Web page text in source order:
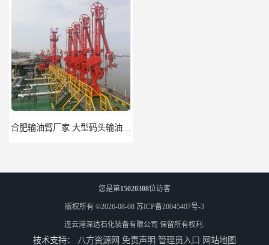
合肥输油臂厂家 大型码头输油臂 输油臂安装
您是第15020308位访客
版权所有 ©2026-08-08 苏ICP备20045407号-3
连云港深达石化装备有限公司 保留所有权利.
技术支持： 八方资源网 免责声明 管理员入口 网站地图